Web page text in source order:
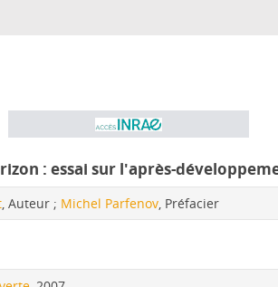
: essai sur l'après-
, Auteur ; Michel Parfenov, Préfacier